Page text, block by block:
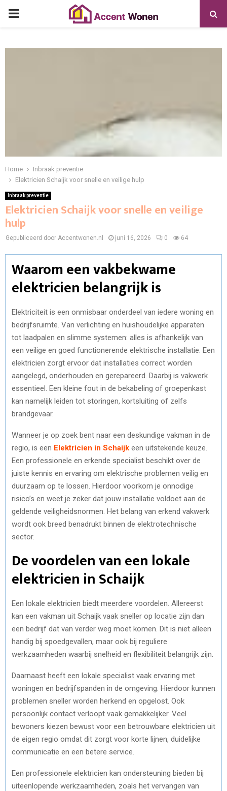
PRIMARY
Home
Inbraak preventie
Elektricien Schaijk voor snelle en veilige hulp
Inbraak preventie
Elektricien Schaijk voor snelle en veilige
hulp
Gepubliceerd door Accentwonen.nl juni 16, 2026 0 64
Waarom een vakbekwame
elektricien belangrijk is
Elektriciteit is een onmisbaar onderdeel van iedere woning en
bedrijfsruimte. Van verlichting en huishoudelijke apparaten
tot laadpalen en slimme systemen: alles is afhankelijk van
een veilige en goed functionerende elektrische installatie. Een
elektricien zorgt ervoor dat installaties correct worden
aangelegd, onderhouden en gerepareerd. Daarbij is vakwerk
essentieel. Een kleine fout in de bekabeling of groepenkast
kan namelijk leiden tot storingen, kortsluiting of zelfs
brandgevaar.
Wanneer je op zoek bent naar een deskundige vakman in de
regio, is een Elektricien in Schaijk een uitstekende keuze.
Een professionele en erkende specialist beschikt over de
juiste kennis en ervaring om elektrische problemen veilig en
duurzaam op te lossen. Hierdoor voorkom je onnodige
risico’s en weet je zeker dat jouw installatie voldoet aan de
geldende veiligheidsnormen. Het belang van erkend vakwerk
wordt ook breed benadrukt binnen de elektrotechnische
sector.
De voordelen van een lokale
elektricien in Schaijk
Een lokale elektricien biedt meerdere voordelen. Allereerst
kan een vakman uit Schaijk vaak sneller op locatie zijn dan
een bedrijf dat van verder weg moet komen. Dit is niet alleen
handig bij spoedgevallen, maar ook bij reguliere
werkzaamheden waarbij snelheid en flexibiliteit belangrijk zijn.
Daarnaast heeft een lokale specialist vaak ervaring met
woningen en bedrijfspanden in de omgeving. Hierdoor kunnen
problemen sneller worden herkend en opgelost. Ook
persoonlijk contact verloopt vaak gemakkelijker. Veel
bewoners kiezen bewust voor een betrouwbare elektricien uit
de eigen regio omdat dit zorgt voor korte lijnen, duidelijke
communicatie en een betere service.
Een professionele elektricien kan ondersteuning bieden bij
uiteenlopende werkzaamheden, zoals het vervangen van